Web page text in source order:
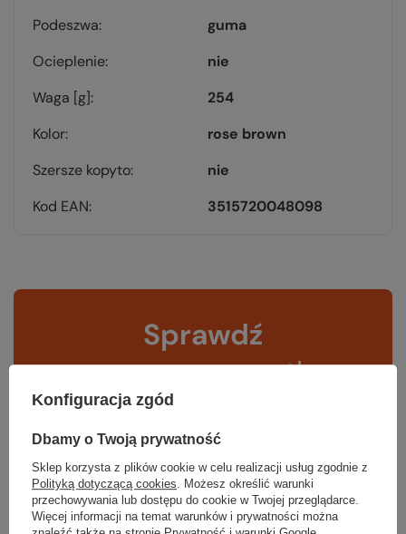
Podeszwa
guma
Ocieplenie
nie
Waga [g]
254
Kolor
rose brown
Szersze kopyto
nie
Kod EAN
3515720048098
Sprawdź
czy masz wszystko
Konfiguracja zgód
Dbamy o Twoją prywatność
Sklep korzysta z plików cookie w celu realizacji usług zgodnie z
Polityką dotyczącą cookies. Możesz określić warunki
przechowywania lub dostępu do cookie w Twojej przeglądarce.
Więcej informacji na temat warunków i prywatności można